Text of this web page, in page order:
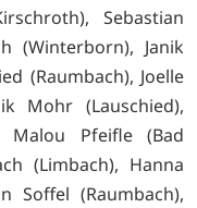
Sebastian
(Winterborn), Janik
(Raumbach), Joelle
Mohr (Lauschied),
Malou Pfeifle (Bad
(Limbach), Hanna
Soffel (Raumbach),